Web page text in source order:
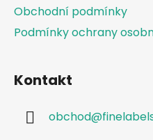
Obchodní podmínky
Podmínky ochrany
Kontakt
obchod@